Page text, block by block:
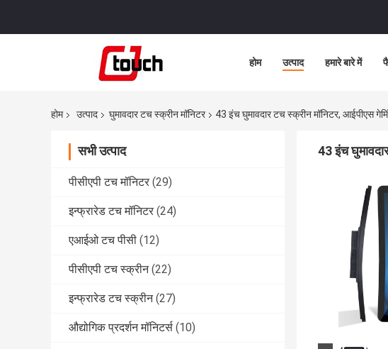
होम उत्पाद हमारे बारे में
होम उत्पाद घुमावदार टच स्क्रीन मॉनिटर 43 इंच घुमावदार टच स्क्रीन मॉनिटर, आईपीएस
सभी उत्पाद
पीसीएपी टच मॉनिटर (29)
इन्फ्रारेड टच मॉनिटर (24)
एआईओ टच पीसी (12)
पीसीएपी टच स्क्रीन (22)
इन्फ्रारेड टच स्क्रीन (27)
औद्योगिक प्रदर्शन मॉनिटर्स (10)
43 इंच